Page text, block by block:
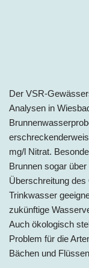
Der VSR-
Analysen in
mg/l Nitrat.
Brunnen sogar
Überschreitung
Trinkwasser
zukünftige
Auch ökologisch
Problem für die
Bächen und